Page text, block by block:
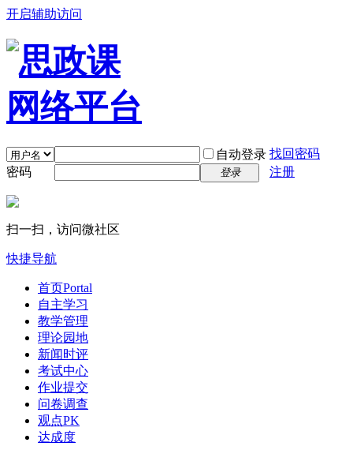
开启辅助访问
自动登录 找回密码
密码
登录 注册
扫一扫，访问微社区
快捷导航
首页Portal
自主学习
教学管理
理论园地
新闻时评
考试中心
作业提交
问卷调查
观点PK
达成度